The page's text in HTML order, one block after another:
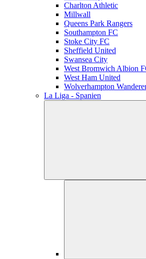
Charlton Athletic
Millwall
Queens Park Rangers
Southampton FC
Stoke City FC
Sheffield United
Swansea City
West Bromwich Albion
West Ham United
Wolverhampton
La Liga - Spanien